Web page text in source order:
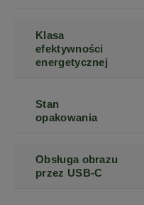
Klasa
efektywności
energetycznej
Stan
opakowania
Obsługa obrazu
przez USB-C